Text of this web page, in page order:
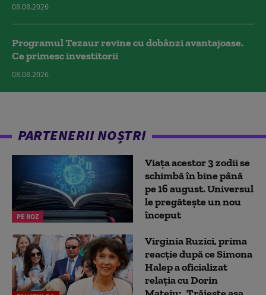
08.08.2026
Programul Tezaur revine cu dobânzi avantajoase.
Ce primesc investitorii
08.08.2026
PARTENERII NOȘTRI
PE ROZ
Viața acestor 3 zodii se
schimbă în bine până
pe 16 august. Universul
le pregătește un nou
început
Virginia Ruzici, prima
reacție după ce Simona
Halep a oficializat
relația cu Dorin